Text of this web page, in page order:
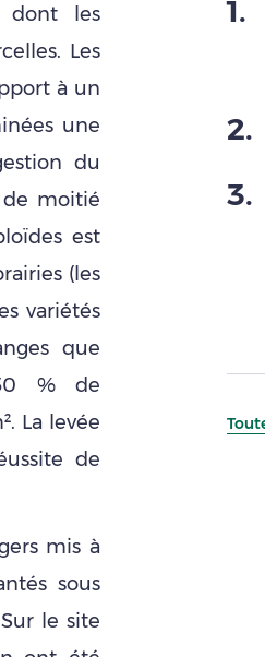
dont les
Les
à un
une
du
de moitié
est
(les
variétés
que
% de
La levée
de
mis à
sous
le site
1.
2.
3.